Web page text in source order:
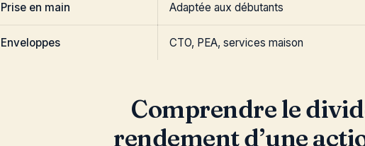
Prise en main Adaptée aux débutants
Enveloppes CTO, PEA, services maison
Comprendre le
rendement d’une